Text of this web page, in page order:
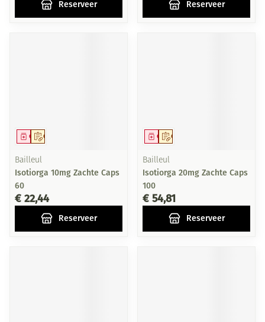
Reserveer Reserveer
Op voorschrift
Geneesmiddel
Bailleul
Isotiorga 10mg Zachte Caps
60
€ 22,44
Reserveer
Op voorschrift
Geneesmiddel
Bailleul
Isotiorga 20mg Zachte Caps
100
€ 54,81
Reserveer